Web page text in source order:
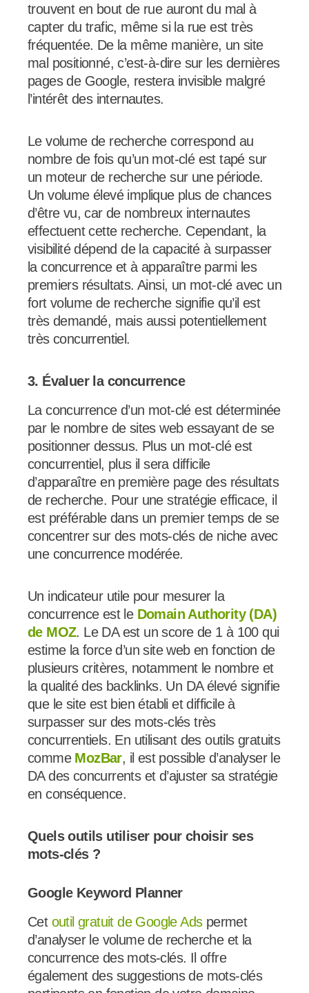
trouvent en bout de rue auront du mal à
capter du trafic, même si la rue est très
fréquentée. De la même manière, un site
mal positionné, c’est-à-dire sur les dernières
pages de Google, restera invisible malgré
l’intérêt des internautes.
Le volume de recherche correspond au
nombre de fois qu’un mot-clé est tapé sur
un moteur de recherche sur une période.
Un volume élevé implique plus de chances
d’être vu, car de nombreux internautes
effectuent cette recherche. Cependant, la
visibilité dépend de la capacité à surpasser
la concurrence et à apparaître parmi les
premiers résultats. Ainsi, un mot-clé avec un
fort volume de recherche signifie qu’il est
très demandé, mais aussi potentiellement
très concurrentiel.
3. Évaluer la concurrence
La concurrence d’un mot-clé est déterminée
par le nombre de sites web essayant de se
positionner dessus. Plus un mot-clé est
concurrentiel, plus il sera difficile
d’apparaître en première page des résultats
de recherche. Pour une stratégie efficace, il
est préférable dans un premier temps de se
concentrer sur des mots-clés de niche avec
une concurrence modérée.
Un indicateur utile pour mesurer la
concurrence est le Domain Authority (DA)
de MOZ. Le DA est un score de 1 à 100 qui
estime la force d’un site web en fonction de
plusieurs critères, notamment le nombre et
la qualité des backlinks. Un DA élevé signifie
que le site est bien établi et difficile à
surpasser sur des mots-clés très
concurrentiels. En utilisant des outils gratuits
comme MozBar, il est possible d’analyser le
DA des concurrents et d’ajuster sa stratégie
en conséquence.
Quels outils utiliser pour choisir ses
mots-clés ?
Google Keyword Planner
Cet outil gratuit de Google Adspermet
d’analyser le volume de recherche et la
concurrence des mots-clés. Il offre
également des suggestions de mots-clés